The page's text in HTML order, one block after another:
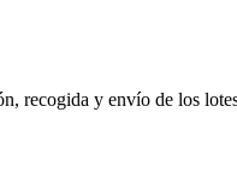
recogida y envío de los